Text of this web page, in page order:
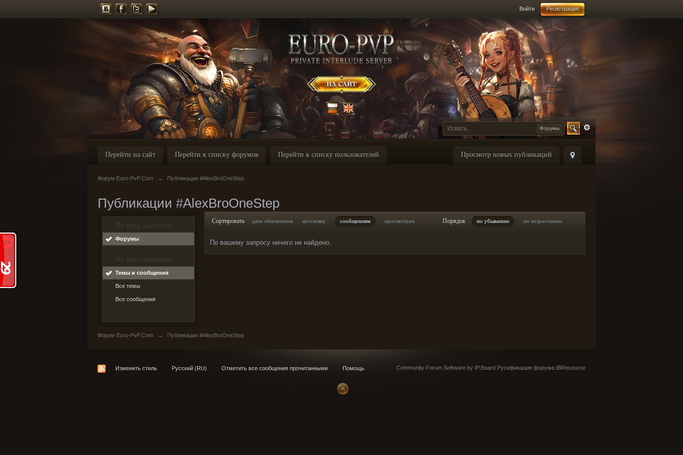
Войти Регистрация
Форумы
Просмотр новых публикаций
Перейти на сайт Перейти к списку форумов Перейти к списку пользователей
Форум Euro-PvP.Com → Публикации #AlexBroOneStep
Публикации #AlexBroOneStep
По типу контента
Форумы
По пользователю
Темы и сообщения
Все темы
Все сообщения
Сортировать дате обновления заголовку сообщениям просмотрам Порядок по убыванию по возрастанию
По вашему запросу ничего не найдено.
Форум Euro-PvP.Com → Публикации #AlexBroOneStep
Изменить стиль Русский (RU) Отметить все сообщения прочитанными Помощь Community Forum Software by IP.Board Русификация форума IBResource